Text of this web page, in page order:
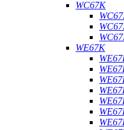
WC67K
WE67K